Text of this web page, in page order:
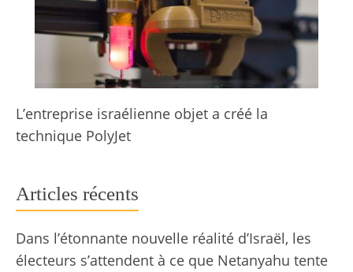
L’entreprise israélienne objet a créé la
technique PolyJet
Articles récents
Dans l’étonnante nouvelle réalité d’Israël, les
électeurs s’attendent à ce que Netanyahu tente